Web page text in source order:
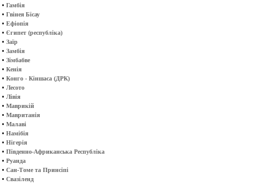
• Гамбія
• Гвінея Бісау
• Ефіопія
• Єгипет (республіка)
• Заїр
• Замбія
• Зімбабве
• Кенія
• Конго - Кіншаса (ДРК)
• Лесото
• Лівія
• Маврикій
• Мавританія
• Малаві
• Намібія
• Нігерія
• Південно-Африканська Республіка
• Руанда
• Сан-Томе та Принсіпі
• Свазіленд